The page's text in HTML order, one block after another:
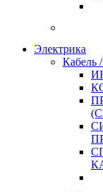
Электрика
Кабель